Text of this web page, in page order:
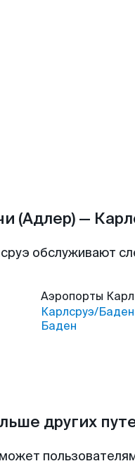
(Адлер) —
обслуживают
Аэропорты
Карлсруэ/
Баден
других